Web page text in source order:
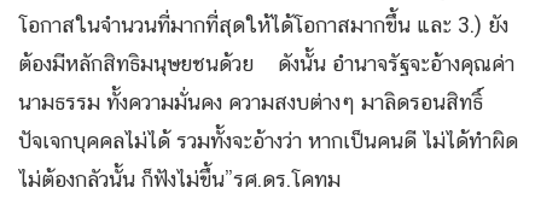
โอกาสในจำนวนที่มากที่สุดให้ได้โอกาสมากขึ้น และ 3.) ยัง
ต้องมีหลักสิทธิมนุษยชนด้วย ดังนั้น อำนาจรัฐจะอ้างคุณค่า
นามธรรม ทั้งความมั่นคง ความสงบต่างๆ มาลิดรอนสิทธิ์
ปัจเจกบุคคลไม่ได้ รวมทั้งจะอ้างว่า หากเป็นคนดี ไม่ได้ทำผิด
ไม่ต้องกลัวนั้น ก็ฟังไม่ขึ้น”รศ.ดร.โคทม